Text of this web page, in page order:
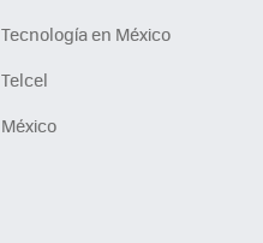
Tecnología en México
Telcel
México